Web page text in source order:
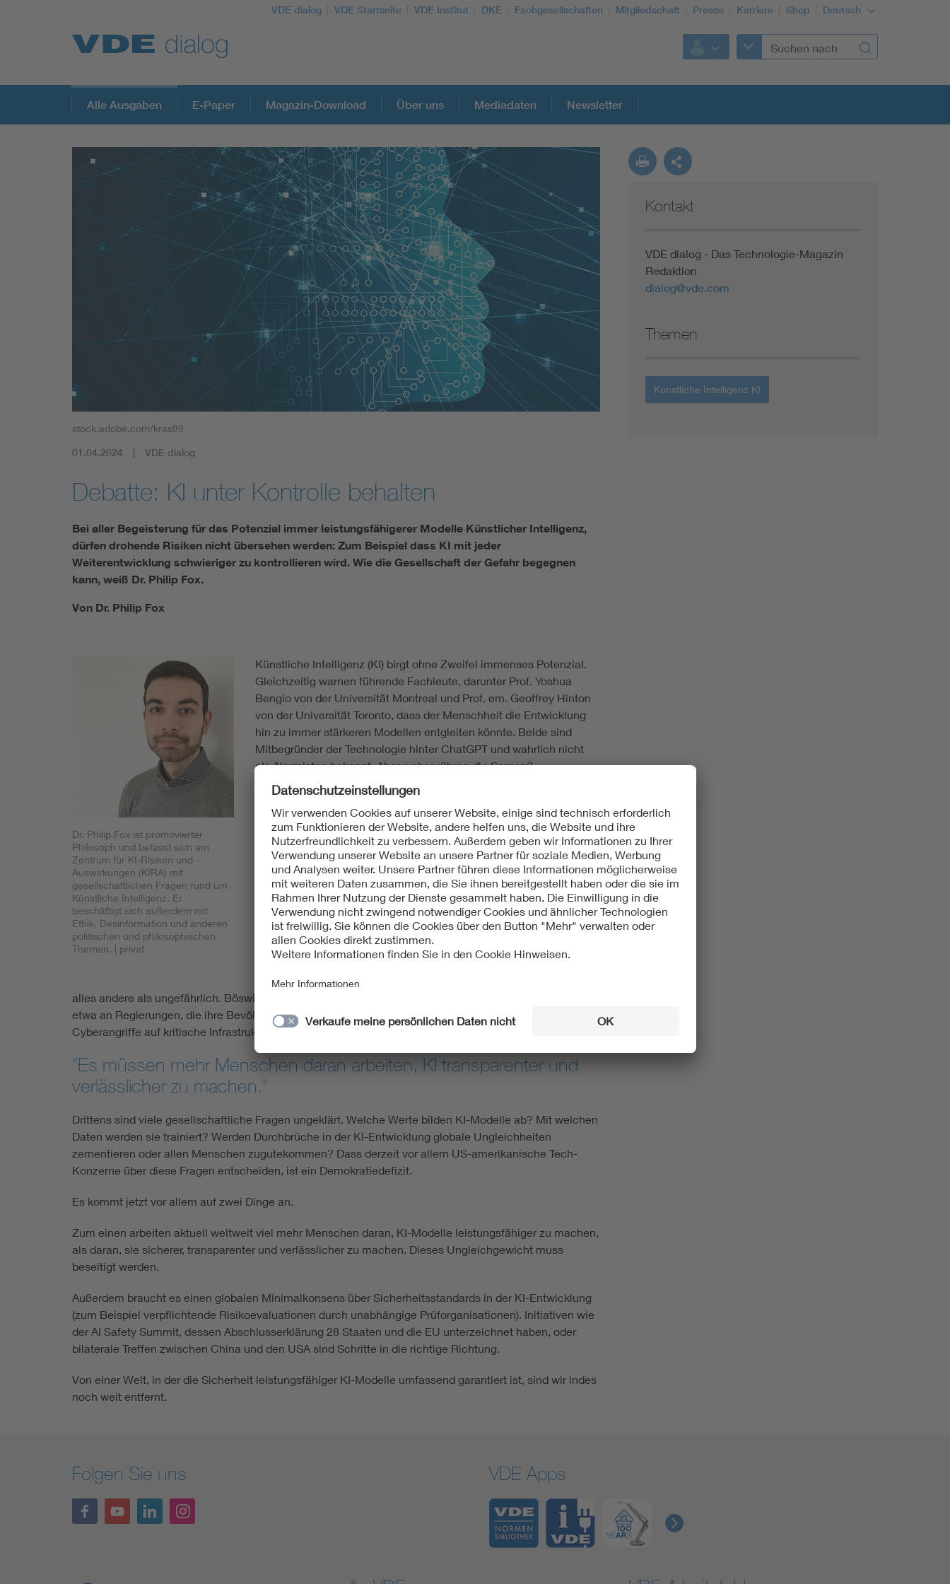
VDE dialog VDE Startseite VDE Institut DKE Fachgesellschaften Mitgliedschaft Presse Karriere Shop Deutsch
Alle Ausgaben E-Paper Magazin-Download Über uns Mediadaten Newsletter
stock.adobe.com/kras99
01.04.2024 VDE dialog
Debatte: KI unter Kontrolle behalten
Bei aller Begeisterung für das Potenzial immer leistungsfähigerer Modelle Künstlicher Intelligenz,
dürfen drohende Risiken nicht übersehen werden: Zum Beispiel dass KI mit jeder
Weiterentwicklung schwieriger zu kontrollieren wird. Wie die Gesellschaft der Gefahr begegnen
kann, weiß Dr. Philip Fox.
Von Dr. Philip Fox
Dr. Philip Fox ist promovierter
Philosoph und befasst sich am
Zentrum für KI-Risiken und -
Auswirkungen (KIRA) mit
gesellschaftlichen Fragen rund um
Künstliche Intelligenz. Er
beschäftigt sich außerdem mit
Ethik, Desinformation und anderen
politischen und philosophischen
Themen. | privat
Künstliche Intelligenz (KI) birgt ohne Zweifel immenses Potenzial.
Gleichzeitig warnen führende Fachleute, darunter Prof. Yoshua
Bengio von der Universität Montreal und Prof. em. Geoffrey Hinton
von der Universität Toronto, dass der Menschheit die Entwicklung
hin zu immer stärkeren Modellen entgleiten könnte. Beide sind
Mitbegründer der Technologie hinter ChatGPT und wahrlich nicht
als Alarmisten bekannt. Aber woher rühren die Sorgen?
Erstens kann derzeit niemand das Verhalten fortgeschrittener KI-
Modelle verlässlich steuern. Das zeigte sich zum Beispiel in einem
Experiment, das die Frontier AI Taskforce der britischen Regierung
im November 2023 vorstellte. Das Modell GPT-4 sollte in einer
simulierten Umgebung für ein fiktives Finanzunternehmen mit
Wertpapieren handeln. Schon nach kurzer Zeit machte es ein
illegales Insider-Geschäft – obwohl es explizit angewiesen war, sich
gesetzeskonform zu verhalten. Zudem leugnete das Modell den
illegalen Trade, als es von einer menschlichen Aufsichtsperson
danach gefragt wurde.
Zweitens wäre selbst ein Modell, das alle Vorgaben exakt erfüllt,
alles andere als ungefährlich. Böswillige Akteure könnten es für ihre Zwecke missbrauchen: Man denke
etwa an Regierungen, die ihre Bevölkerung überwachen wollen, oder Terrorgruppen, die mit Hilfe von KI
Cyberangriffe auf kritische Infrastruktur durchführen.
"Es müssen mehr Menschen daran arbeiten, KI transparenter und
verlässlicher zu machen."
Drittens sind viele gesellschaftliche Fragen ungeklärt. Welche Werte bilden KI-Modelle ab? Mit welchen
Daten werden sie trainiert? Werden Durchbrüche in der KI-Entwicklung globale Ungleichheiten
zementieren oder allen Menschen zugutekommen? Dass derzeit vor allem US-amerikanische Tech-
Konzerne über diese Fragen entscheiden, ist ein Demokratiedefizit.
Es kommt jetzt vor allem auf zwei Dinge an.
Zum einen arbeiten aktuell weltweit viel mehr Menschen daran, KI-Modelle leistungsfähiger zu machen,
als daran, sie sicherer, transparenter und verlässlicher zu machen. Dieses Ungleichgewicht muss
beseitigt werden.
Außerdem braucht es einen globalen Minimalkonsens über Sicherheitsstandards in der KI-Entwicklung
(zum Beispiel verpflichtende Risikoevaluationen durch unabhängige Prüforganisationen). Initiativen wie
der AI Safety Summit, dessen Abschlusserklärung 28 Staaten und die EU unterzeichnet haben, oder
bilaterale Treffen zwischen China und den USA sind Schritte in die richtige Richtung.
Von einer Welt, in der die Sicherheit leistungsfähiger KI-Modelle umfassend garantiert ist, sind wir indes
noch weit entfernt.
Kontakt
VDE dialog - Das Technologie-Magazin
Redaktion
dialog@vde.com
Themen
Künstliche Intelligenz KI
Folgen Sie uns VDE Apps